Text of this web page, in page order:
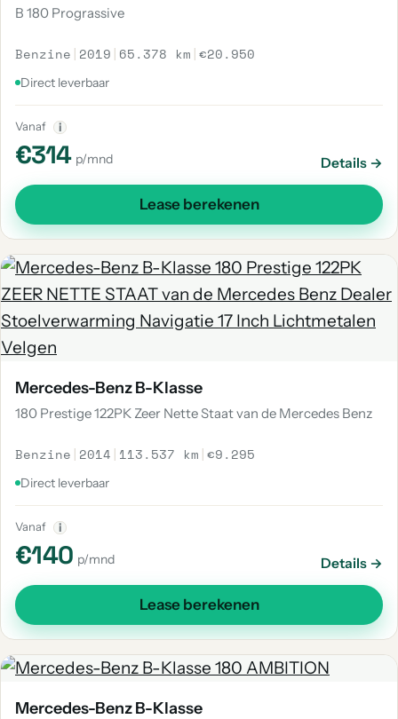
B 180 Prograssive
Benzine | 2019 | 65.378 km |€20.950
Direct leverbaar
Vanaf i
€314 p/mnd Details →
Lease berekenen
Mercedes-Benz B-Klasse
180 Prestige 122PK Zeer Nette Staat van de Mercedes Benz
Benzine | 2014 | 113.537 km |€9.295
Direct leverbaar
Vanaf i
€140 p/mnd Details →
Lease berekenen
Mercedes-Benz B-Klasse